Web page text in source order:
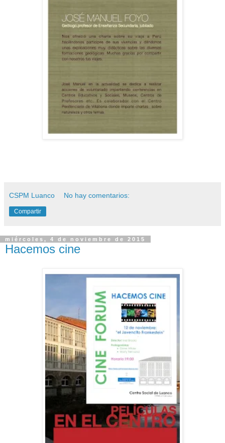
CSPM Luanco No hay comentarios:
Compartir
miércoles, 4 de noviembre de 2015
Hacemos cine